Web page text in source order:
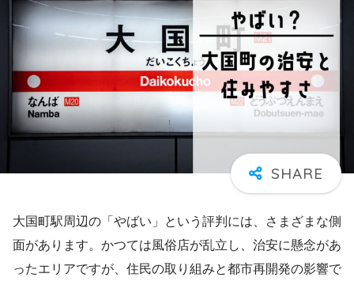
大国町駅周辺の「やばい」という評判には、さまざまな側
面があります。かつては風俗店が乱立し、治安に懸念があ
ったエリアですが、住民の取り組みと都市再開発の影響で